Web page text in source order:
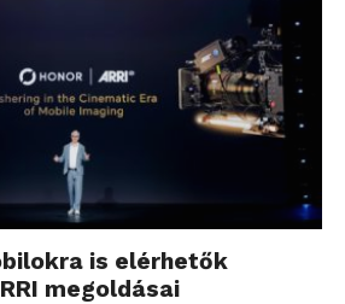
is elérhetők
megoldásai